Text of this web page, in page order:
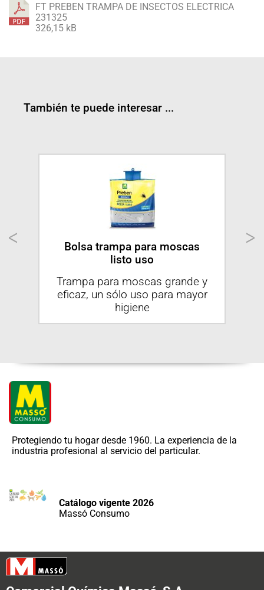
FT PREBEN TRAMPA DE INSECTOS ELECTRICA
231325
326,15 kB
También te puede interesar ...
Bolsa trampa para moscas
listo uso
Trampa para moscas grande y
eficaz, un sólo uso para mayor
higiene
Protegiendo tu hogar desde 1960. La experiencia de la
industria profesional al servicio del particular.
Catálogo vigente 2026
Massó Consumo